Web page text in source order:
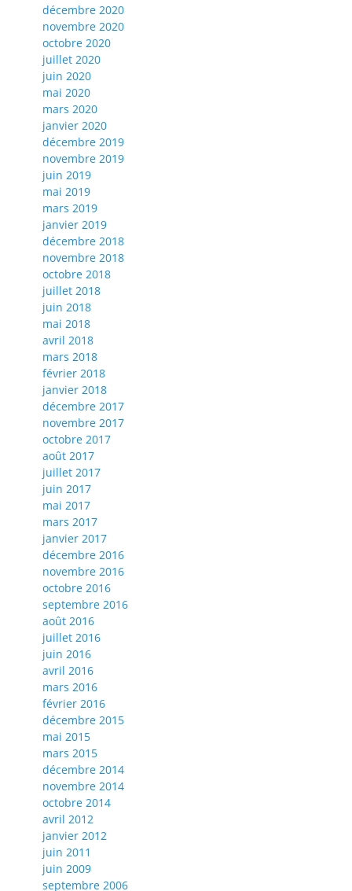
décembre 2020
novembre 2020
octobre 2020
juillet 2020
juin 2020
mai 2020
mars 2020
janvier 2020
décembre 2019
novembre 2019
juin 2019
mai 2019
mars 2019
janvier 2019
décembre 2018
novembre 2018
octobre 2018
juillet 2018
juin 2018
mai 2018
avril 2018
mars 2018
février 2018
janvier 2018
décembre 2017
novembre 2017
octobre 2017
août 2017
juillet 2017
juin 2017
mai 2017
mars 2017
janvier 2017
décembre 2016
novembre 2016
octobre 2016
septembre 2016
août 2016
juillet 2016
juin 2016
avril 2016
mars 2016
février 2016
décembre 2015
mai 2015
mars 2015
décembre 2014
novembre 2014
octobre 2014
avril 2012
janvier 2012
juin 2011
juin 2009
septembre 2006